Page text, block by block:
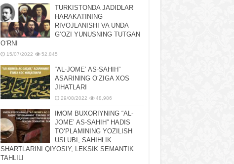
TURKISTONDA JADIDLAR
HARAKATINING
RIVOJLANISHI VA UNDA
GʻOZI YUNUSNING TUTGAN
OʻRNI
15/07/2022 52,845
“AL-JOMEʼ AS-SAHIH”
ASARINING OʻZIGA XOS
JIHATLARI
29/08/2022 48,986
IMOM BUXORIYNING “AL-
JOMEʼ AS-SAHIH” HADIS
TOʻPLAMINING YOZILISH
USLUBI, SAHIHLIK
SHARTLARINI QIYOSIY, LЕKSIK SЕMANTIK
TAHLILI